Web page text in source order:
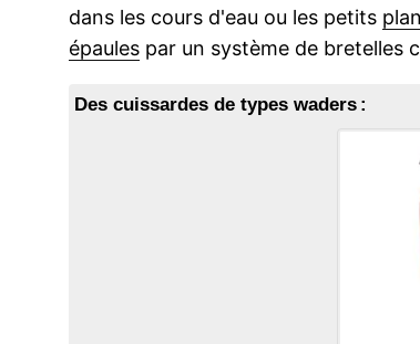
dans les cours d'eau ou les petits
épaules par un système de bretelles
Des cuissardes de types waders :